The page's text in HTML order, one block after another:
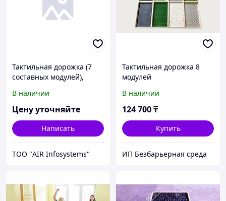
Тактильная дорожка (7
составных модулей),
Общая длина - 3,5 м
В наличии
Цену уточняйте
Написать
ТОО "AIR Infosystems"
Тактильная дорожка 8
модулей
В наличии
124 700₸
Купить
ИП Безбарьерная среда